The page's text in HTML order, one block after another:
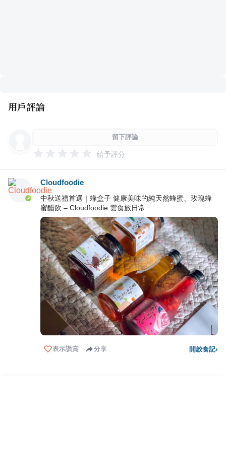
用戶評論
留下評論
給予評分
Cloudfoodie
中秋送禮首選｜蜂盒子 健康美味的純天然蜂蜜、玫瑰蜂
蜜醋飲 – Cloudfoodie 雲食旅日常
表示讚賞 分享 開啟食記›